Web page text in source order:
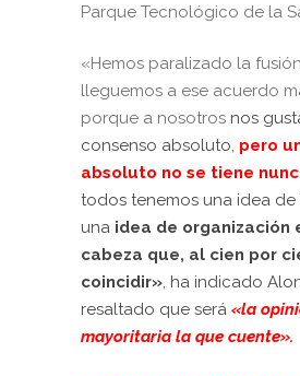
Parque Tecnológico de la
«Hemos paralizado la
lleguemos a ese acuerdo
porque a nosotros nos
consenso absoluto, pero
absoluto no se tiene
todos tenemos una idea de
una idea de organización
cabeza que, al cien por
coincidir», ha indicado
resaltado que será «la
mayoritaria la que cuente».